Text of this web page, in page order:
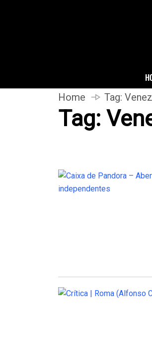
Home
Tag:
Tag: